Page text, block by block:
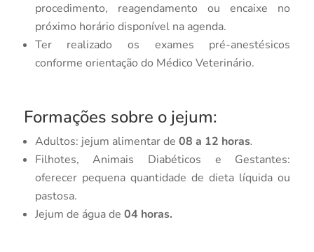
procedimento, reagendamento ou encaixe no
próximo horário disponível na agenda.
Ter realizado os exames pré-anestésicos
conforme orientação do Médico Veterinário.
Formações sobre o jejum:
Adultos: jejum alimentar de 08 a 12 horas.
Filhotes, Animais Diabéticos e Gestantes:
oferecer pequena quantidade de dieta líquida ou
pastosa.
Jejum de água de 04 horas.